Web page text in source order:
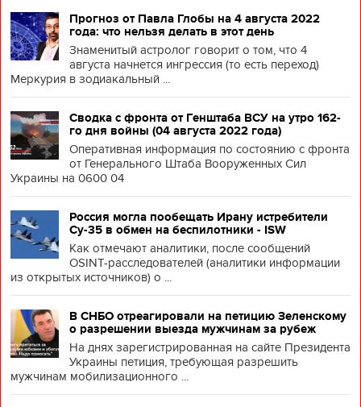
Прогноз от Павла Глобы на 4 августа 2022
года: что нельзя делать в этот день
Знаменитый астролог говорит о том, что 4
августа начнется ингрессия (то есть переход)
Меркурия в зодиакальный ...
Сводка с фронта от Генштаба ВСУ на утро 162-
го дня войны (04 августа 2022 года)
Оперативная информация по состоянию с фронта
от Генерального Штаба Вооруженных Сил
Украины на 0600 04
Россия могла пообещать Ирану истребители
Су-35 в обмен на беспилотники - ISW
Как отмечают аналитики, после сообщений
OSINT-расследователей (аналитики информации
из открытых источников) о ...
В СНБО отреагировали на петицию Зеленскому
о разрешении выезда мужчинам за рубеж
На днях зарегистрированная на сайте Президента
Украины петиция, требующая разрешить
мужчинам мобилизационного ...